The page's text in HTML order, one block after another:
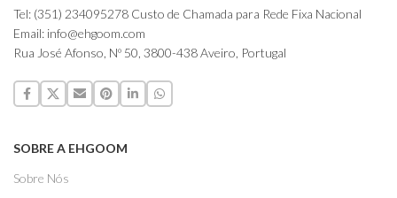
Tel: (351) 234095278 Custo de Chamada para Rede Fixa Nacional
Email: info@ehgoom.com
Rua José Afonso, Nº 50, 3800-438 Aveiro, Portugal
SOBRE A EHGOOM
Sobre Nós